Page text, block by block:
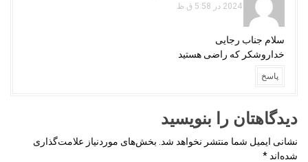
سپتامبر 10, 2024 در 5:58 ق.ظ
سلام جناب رجایی
خداروشکر که راضی هستید
پاسخ
دیدگاهتان را بنویسید
نشانی ایمیل شما منتشر نخواهد شد. بخش‌های موردنیاز علامت‌گذاری
شده‌اند *